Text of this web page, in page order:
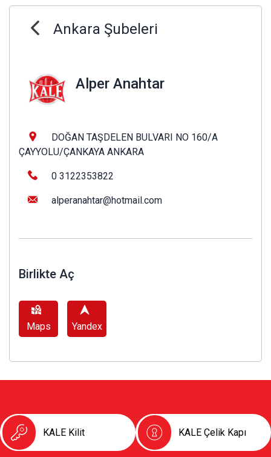
Ankara Şubeleri
Alper Anahtar
DOĞAN TAŞDELEN BULVARI NO 160/A
ÇAYYOLU/ÇANKAYA ANKARA
0 3122353822
alperanahtar@hotmail.com
Birlikte Aç
Maps Yandex
KALE Kilit KALE Çelik Kapı